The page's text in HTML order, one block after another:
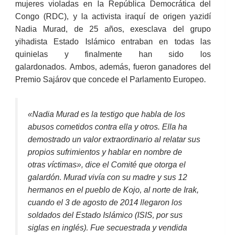
mujeres violadas en la República Democrática del
Congo (RDC), y la activista iraquí de origen yazidí
Nadia Murad, de 25 años, exesclava del grupo
yihadista Estado Islámico entraban en todas las
quinielas y finalmente han sido los
galardonados. Ambos, además, fueron ganadores del
Premio Sajárov que concede el Parlamento Europeo.
«Nadia Murad es la testigo que habla de los
abusos cometidos contra ella y otros. Ella ha
demostrado un valor extraordinario al relatar sus
propios sufrimientos y hablar en nombre de
otras víctimas», dice el Comité que otorga el
galardón. Murad vivía con su madre y sus 12
hermanos en el pueblo de Kojo, al norte de Irak,
cuando el 3 de agosto de 2014 llegaron los
soldados del Estado Islámico (ISIS, por sus
siglas en inglés). Fue secuestrada y vendida